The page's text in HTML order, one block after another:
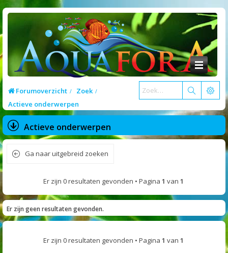
Forumoverzicht
Zoek
Actieve onderwerpen
Actieve onderwerpen
Ga naar uitgebreid zoeken
Er zijn 0 resultaten gevonden • Pagina 1 van 1
Er zijn geen resultaten gevonden.
Er zijn 0 resultaten gevonden • Pagina 1 van 1